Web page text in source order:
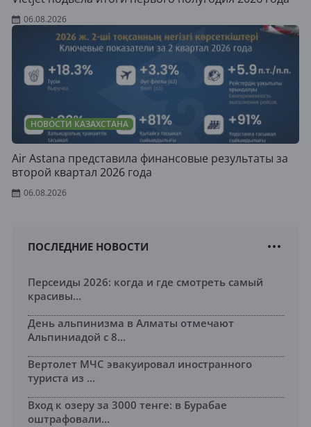
06.08.2026
НОВОСТИ КАЗАХСТАНА
Air Astana представила финансовые результаты за
второй квартал 2026 года
06.08.2026
ПОСЛЕДНИЕ НОВОСТИ
Персеиды 2026: когда и где смотреть самый
красивы...
День альпинизма в Алматы отмечают
Альпиниадой с 8...
Вертолет МЧС эвакуировал иностранного
туриста из ...
Вход к озеру за 3000 тенге: в Бурабае
оштрафовали...